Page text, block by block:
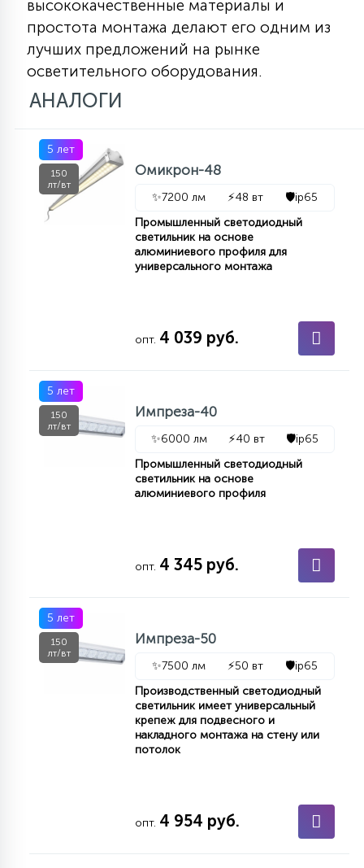
высококачественные материалы и
простота монтажа делают его одним из
лучших предложений на рынке
осветительного оборудования.
АНАЛОГИ
5 лет
150
лт/вт
Омикрон-48
✨7200 лм ⚡48 вт 🛡️ip65
Промышленный светодиодный
светильник на основе
алюминиевого профиля для
универсального монтажа
опт. 4 039 руб.
5 лет
150
лт/вт
Импреза-40
✨6000 лм ⚡40 вт 🛡️ip65
Промышленный светодиодный
светильник на основе
алюминиевого профиля
опт. 4 345 руб.
5 лет
150
лт/вт
Импреза-50
✨7500 лм ⚡50 вт 🛡️ip65
Производственный светодиодный
светильник имеет универсальный
крепеж для подвесного и
накладного монтажа на стену или
потолок
опт. 4 954 руб.